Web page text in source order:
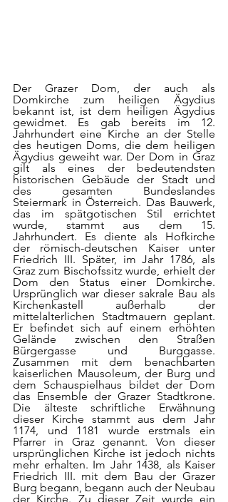
Der Grazer Dom, der auch als
Domkirche zum heiligen Ägydius
bekannt ist, ist dem heiligen Ägydius
gewidmet. Es gab bereits im 12.
Jahrhundert eine Kirche an der Stelle
des heutigen Doms, die dem heiligen
Ägydius geweiht war. Der Dom in Graz
gilt als eines der bedeutendsten
historischen Gebäude der Stadt und
des gesamten Bundeslandes
Steiermark in Österreich. Das Bauwerk,
das im spätgotischen Stil errichtet
wurde, stammt aus dem 15.
Jahrhundert. Es diente als Hofkirche
der römisch-deutschen Kaiser unter
Friedrich III. Später, im Jahr 1786, als
Graz zum Bischofssitz wurde, erhielt der
Dom den Status einer Domkirche.
Ursprünglich war dieser sakrale Bau als
Kirchenkastell außerhalb der
mittelalterlichen Stadtmauern geplant.
Er befindet sich auf einem erhöhten
Gelände zwischen den Straßen
Bürgergasse und Burggasse.
Zusammen mit dem benachbarten
kaiserlichen Mausoleum, der Burg und
dem Schauspielhaus bildet der Dom
das Ensemble der Grazer Stadtkrone.
Die älteste schriftliche Erwähnung
dieser Kirche stammt aus dem Jahr
1174, und 1181 wurde erstmals ein
Pfarrer in Graz genannt. Von dieser
ursprünglichen Kirche ist jedoch nichts
mehr erhalten. Im Jahr 1438, als Kaiser
Friedrich III. mit dem Bau der Grazer
Burg begann, begann auch der Neubau
der Kirche. Zu dieser Zeit wurde ein